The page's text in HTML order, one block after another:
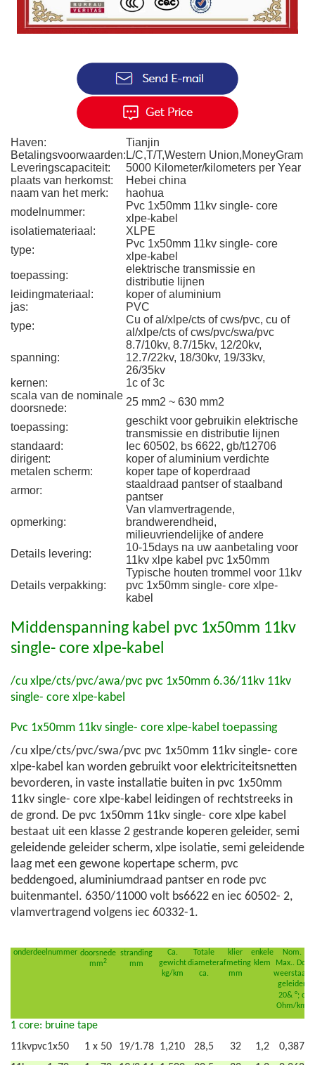
Haven:
Tianjin
Betalingsvoorwaarden: L/C,T/T,Western Union,MoneyGram
Leveringscapaciteit:
5000 Kilometer/kilometers per Year
plaats van herkomst:
Hebei china
naam van het merk:
haohua
modelnummer:
Pvc 1x50mm 11kv single- core
xlpe-kabel
isolatiemateriaal:
XLPE
type:
Pvc 1x50mm 11kv single- core
xlpe-kabel
toepassing:
elektrische transmissie en
distributie lijnen
leidingmateriaal:
koper of aluminium
jas:
PVC
type:
Cu of al/xlpe/cts of cws/pvc, cu of
al/xlpe/cts of cws/pvc/swa/pvc
spanning:
8.7/10kv, 8.7/15kv, 12/20kv,
12.7/22kv, 18/30kv, 19/33kv,
26/35kv
kernen:
1c of 3c
scala van de nominale
doorsnede:
25 mm2 ~ 630 mm2
toepassing:
geschikt voor gebruikin elektrische
transmissie en distributie lijnen
standaard:
Iec 60502, bs 6622, gb/t12706
dirigent:
koper of aluminium verdichte
metalen scherm:
koper tape of koperdraad
armor:
staaldraad pantser of staalband
pantser
opmerking:
Van vlamvertragende,
brandwerendheid,
milieuvriendelijke of andere
Details levering:
10-15days na uw aanbetaling voor
11kv xlpe kabel pvc 1x50mm
Details verpakking:
Typische houten trommel voor 11kv
pvc 1x50mm single- core xlpe-
kabel
Middenspanning kabel pvc 1x50mm 11kv
single- core xlpe-kabel
/cu xlpe/cts/pvc/awa/pvc pvc 1x50mm 6.36/11kv 11kv
single- core xlpe-kabel
Pvc 1x50mm 11kv single- core xlpe-kabel toepassing
/cu xlpe/cts/pvc/swa/pvc pvc 1x50mm 11kv single- core
xlpe-kabel kan worden gebruikt voor elektriciteitsnetten
bevorderen, in vaste installatie buiten in pvc 1x50mm
11kv single- core xlpe-kabel leidingen of rechtstreeks in
de grond. De pvc 1x50mm 11kv single- core xlpe kabel
bestaat uit een klasse 2 gestrande koperen geleider, semi
geleidende geleider scherm, xlpe isolatie, semi geleidende
laag met een gewone kopertape scherm, pvc
beddengoed, aluminiumdraad pantser en rode pvc
buitenmantel. 6350/11000 volt bs6622 en iec 60502- 2,
vlamvertragend volgens iec 60332-1.
onderdeelnummer doorsnede
mm2
stranding
mm
Ca.
gewicht
kg/km
Totale
diameter
ca.
klier
afmeting
mm
enkele
klem
Nom.
Max.. Dc-
weerstaan
geleider
20& °; c
Ohm/km
1 core: bruine tape
11kvpvc1x50
1 x 50 19/1.78 1,210 28,5 32 1,2
0,387